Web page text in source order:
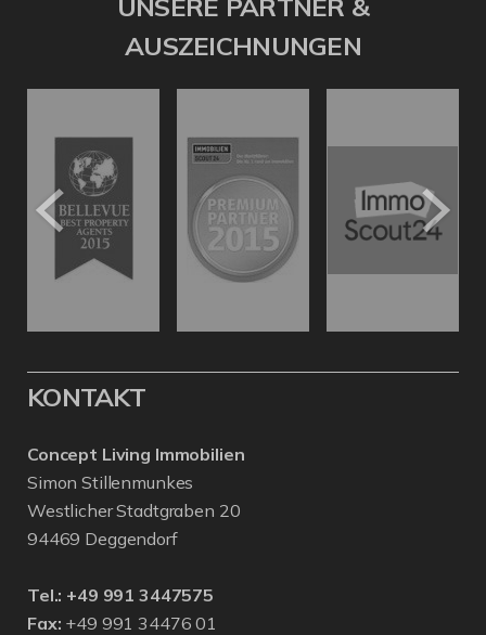
UNSERE PARTNER &
AUSZEICHNUNGEN
KONTAKT
Concept Living Immobilien
Simon Stillenmunkes
Westlicher Stadtgraben 20
94469 Deggendorf
Tel.: +49 991 3447575
Fax: +49 991 34476 01